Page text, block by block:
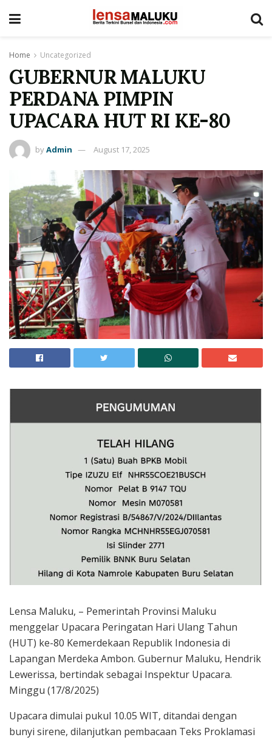
Home Uncategorized
GUBERNUR MALUKU
PERDANA PIMPIN
UPACARA HUT RI KE-80
byAdmin August 17, 2025
Lensa Maluku, – Pemerintah Provinsi Maluku
menggelar Upacara Peringatan Hari Ulang Tahun
(HUT) ke-80 Kemerdekaan Republik Indonesia di
Lapangan Merdeka Ambon. Gubernur Maluku, Hendrik
Lewerissa, bertindak sebagai Inspektur Upacara.
Minggu (17/8/2025)
Upacara dimulai pukul 10.05 WIT, ditandai dengan
bunyi sirene, dilanjutkan pembacaan Teks Proklamasi